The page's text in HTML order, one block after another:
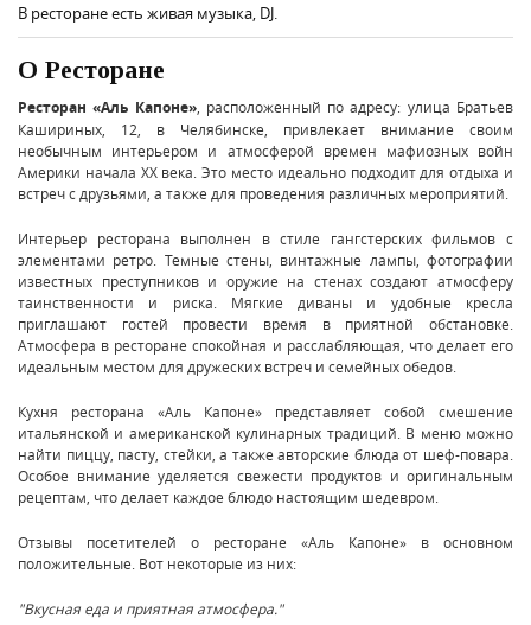
В ресторане есть живая музыка, DJ.
О Ресторане
Ресторан «Аль Капоне», расположенный по адресу: улица Братьев
Кашириных, 12, в Челябинске, привлекает внимание своим
необычным интерьером и атмосферой времен мафиозных войн
Америки начала XX века. Это место идеально подходит для отдыха и
встреч с друзьями, а также для проведения различных мероприятий.
Интерьер ресторана выполнен в стиле гангстерских фильмов с
элементами ретро. Темные стены, винтажные лампы, фотографии
известных преступников и оружие на стенах создают атмосферу
таинственности и риска. Мягкие диваны и удобные кресла
приглашают гостей провести время в приятной обстановке.
Атмосфера в ресторане спокойная и расслабляющая, что делает его
идеальным местом для дружеских встреч и семейных обедов.
Кухня ресторана «Аль Капоне» представляет собой смешение
итальянской и американской кулинарных традиций. В меню можно
найти пиццу, пасту, стейки, а также авторские блюда от шеф-повара.
Особое внимание уделяется свежести продуктов и оригинальным
рецептам, что делает каждое блюдо настоящим шедевром.
Отзывы посетителей о ресторане «Аль Капоне» в основном
положительные. Вот некоторые из них:
"Вкусная еда и приятная атмосфера."